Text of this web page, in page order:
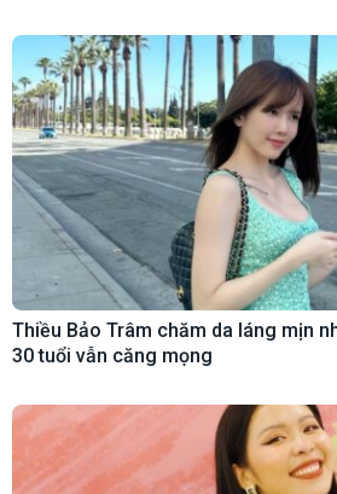
Thiều Bảo Trâm chăm da láng mịn
30 tuổi vẫn căng mọng